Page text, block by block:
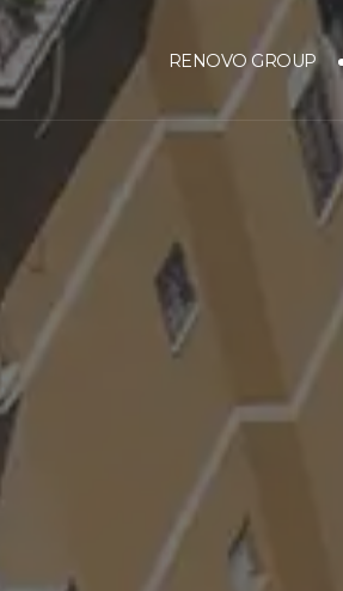
RENOVO GROUP